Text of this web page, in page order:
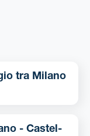
Milano